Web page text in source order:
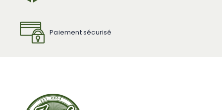
Paiement sécurisé